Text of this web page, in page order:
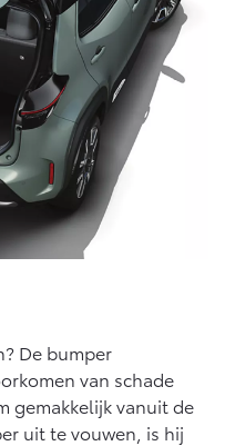
bZ4X Touring
BATTERIJ-ELEKTRISCH
€ 48.995,-
OOK ALS BATTERIJ-
ELEKTRISCH
De bumper
van schade
gemakkelijk vanuit de
uit te vouwen, is hij